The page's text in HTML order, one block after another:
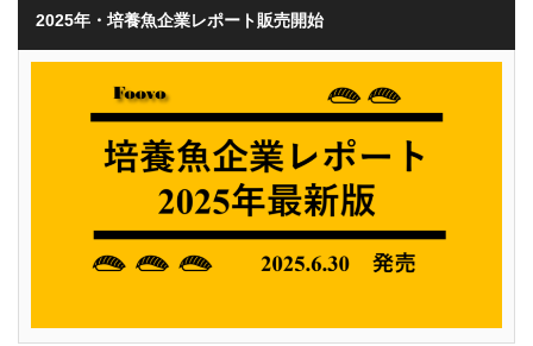
2025年・培養魚企業レポート販売開始